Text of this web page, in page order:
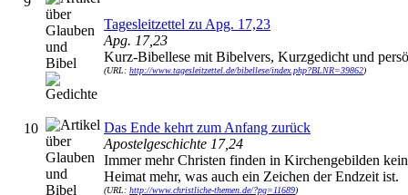
Tagesleitzettel zu Apg. 17,23
Apg. 17,23
Kurz-Bibellese mit Bibelvers, Kurzgedicht und
(URL: http://www.tagesleitzettel.de/bibellese/index.php?BLNR=39862)
10
Das Ende kehrt zum Anfang zurück
Apostelgeschichte 17,24
Immer mehr Christen finden in Kirchengebilden
Heimat mehr, was auch ein Zeichen der Endzeit ist.
(URL: http://www.christliche-themen.de/?pg=11689)